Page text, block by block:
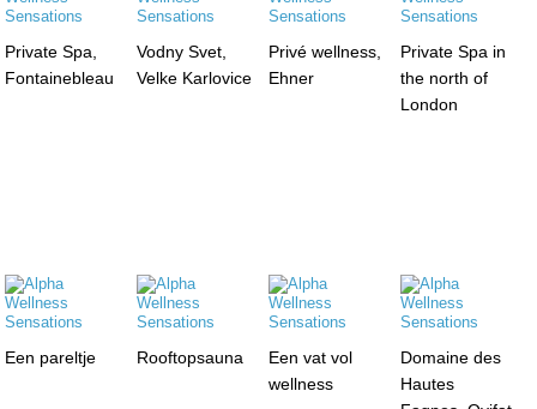
Private Spa,
Fontainebleau
Vodny Svet,
Velke Karlovice
Privé wellness,
Ehner
Private Spa in
the north of
London
Een pareltje Rooftopsauna
Een vat vol
wellness
Domaine des
Hautes